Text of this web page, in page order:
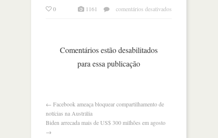
0 1161 comentários desativados
Comentários estão desabilitados
para essa publicação
← Facebook ameaça bloquear compartilhamento de
notícias na Austrália
Biden arrecada mais de US$ 300 milhões em agosto
→